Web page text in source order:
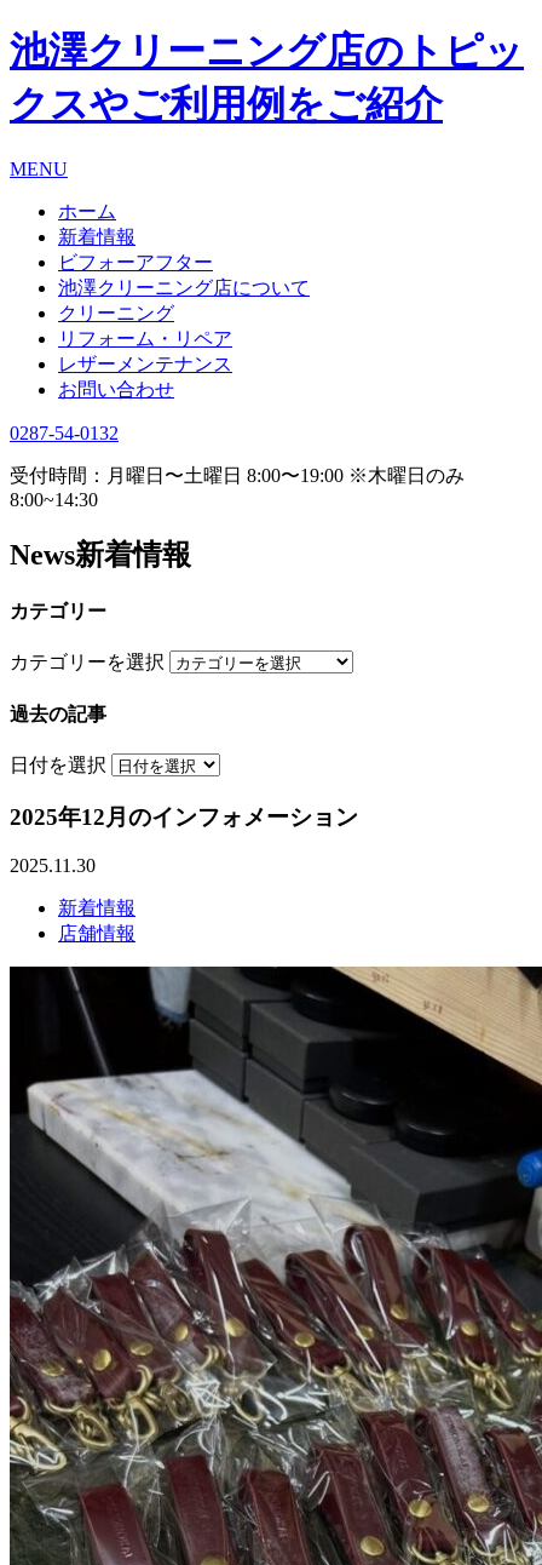
池澤クリーニング店のトピッ
クスやご利用例をご紹介
MENU
ホーム
新着情報
ビフォーアフター
池澤クリーニング店について
クリーニング
リフォーム・リペア
レザーメンテナンス
お問い合わせ
0287-54-0132
受付時間：月曜日〜土曜日 8:00〜19:00 ※木曜日のみ
8:00~14:30
News新着情報
カテゴリー
カテゴリーを選択
過去の記事
日付を選択
2025年12月のインフォメーション
2025.11.30
新着情報
店舗情報